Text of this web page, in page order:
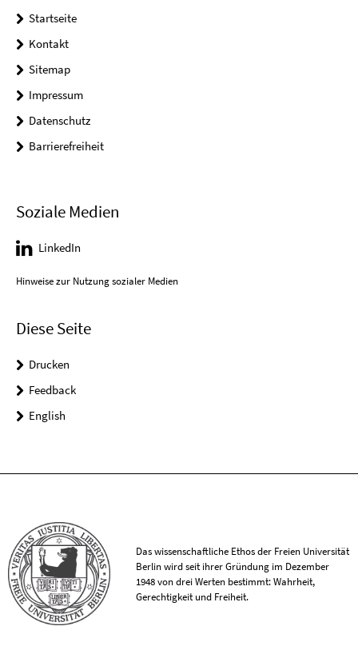
Startseite
Kontakt
Sitemap
Impressum
Datenschutz
Barrierefreiheit
Soziale Medien
LinkedIn
Hinweise zur Nutzung sozialer Medien
Diese Seite
Drucken
Feedback
English
Das wissenschaftliche Ethos der Freien Universität
Berlin wird seit ihrer Gründung im Dezember
1948 von drei Werten bestimmt: Wahrheit,
Gerechtigkeit und Freiheit.